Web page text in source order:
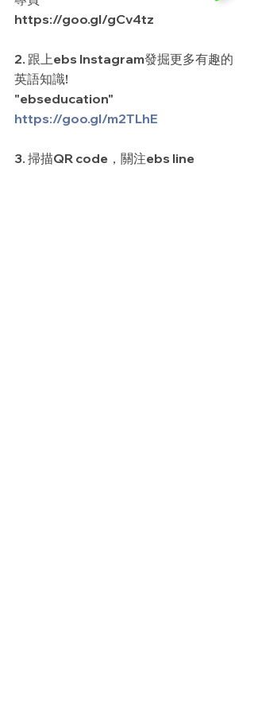
https://goo.gl/gCv4tz
2. 跟上ebs Instagram發掘更多有趣的
英語知識!
"ebseducation"
https://goo.gl/m2TLhE
3. 掃描QR code，關注ebs line